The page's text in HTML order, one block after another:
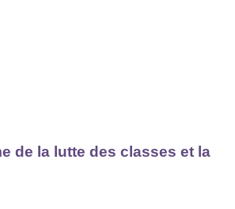
de la lutte des classes et la